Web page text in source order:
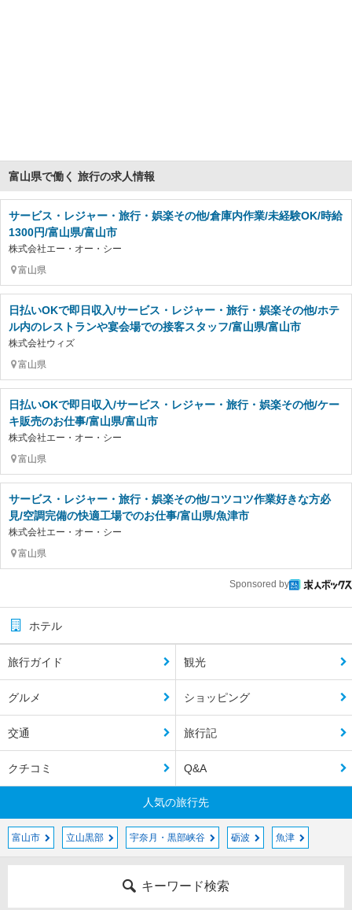
富山県で働く 旅行の求人情報
サービス・レジャー・旅行・娯楽その他/倉庫内作業/未経験OK/時給
1300円/富山県/富山市
株式会社エー・オー・シー
富山県
日払いOKで即日収入/サービス・レジャー・旅行・娯楽その他/ホテ
ル内のレストランや宴会場での接客スタッフ/富山県/富山市
株式会社ウィズ
富山県
日払いOKで即日収入/サービス・レジャー・旅行・娯楽その他/ケー
キ販売のお仕事/富山県/富山市
株式会社エー・オー・シー
富山県
サービス・レジャー・旅行・娯楽その他/コツコツ作業好きな方必
見/空調完備の快適工場でのお仕事/富山県/魚津市
株式会社エー・オー・シー
富山県
Sponsored by
ホテル
旅行ガイド 観光
グルメ ショッピング
交通 旅行記
クチコミ Q&A
人気の旅行先
富山市 立山黒部 宇奈月・黒部峡谷 砺波 魚津
キーワード検索